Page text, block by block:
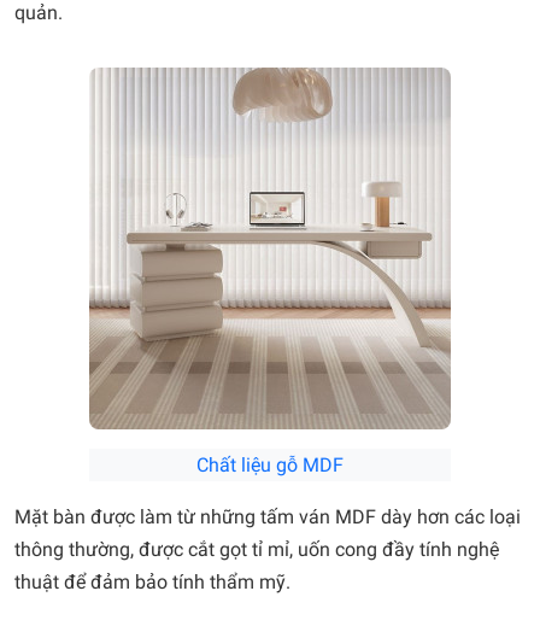
quản.
Chất liệu gỗ MDF
Mặt bàn được làm từ những tấm ván MDF dày hơn các loại
thông thường, được cắt gọt tỉ mỉ, uốn cong đầy tính nghệ
thuật để đảm bảo tính thẩm mỹ.